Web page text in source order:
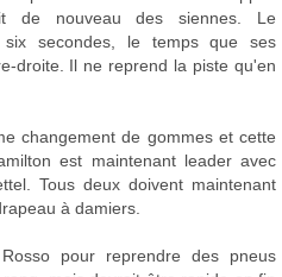
de nouveau des siennes. Le
six secondes, le temps que ses
droite. Il ne reprend la piste qu'en
changement de gommes et cette
est maintenant leader avec
Tous deux doivent maintenant
à damiers.
pour reprendre des pneus